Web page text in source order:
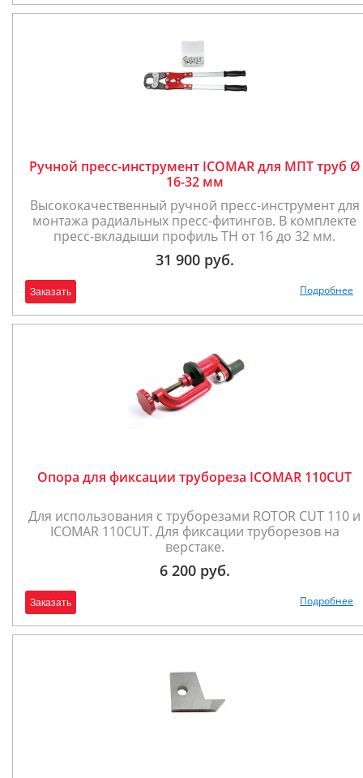
Ручной пресс-инструмент ICOMAR для МПТ труб Ø
16-32 мм
Высококачественный ручной пресс-инструмент для
монтажа радиальных пресс-фитингов. В комплекте
пресс-вкладыши профиль ТН от 16 до 32 мм.
31 900 руб.
Заказать Подробнее
Опора для фиксации трубореза ICOMAR 110CUT
Для использования с труборезами ROTOR CUT 110 и
ICOMAR 110CUT. Для фиксации труборезов на
верстаке.
6 200 руб.
Заказать Подробнее